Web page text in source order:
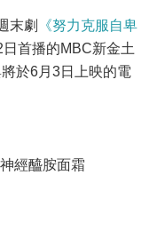
末劇
《努力克服自卑
首播的MBC新金土
於6月3日上映的電
經醯胺面霜